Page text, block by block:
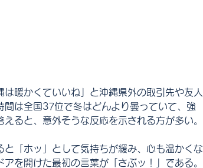
暖かくていいね」と沖縄県外の取引先や友人
は全国37位で冬はどんより曇っていて、強
ると、意外そうな反応を示される方が多い。
「ホッ」として気持ちが緩み、心も温かくな
を開けた最初の言葉が「さぶッ！」である。